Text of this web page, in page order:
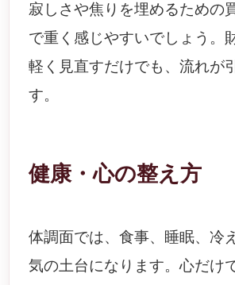
寂しさや焦りを埋めるための
で重く感じやすいでしょう。
軽く見直すだけでも、流れが
す。
健康・心の整え方
体調面では、食事、睡眠、冷
気の土台になります。心だけ